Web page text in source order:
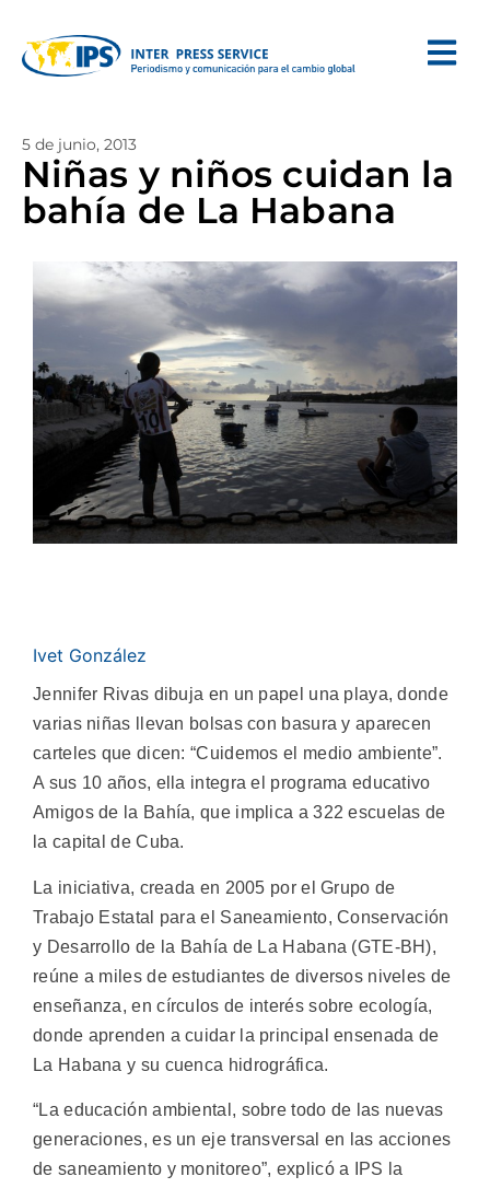
5 de junio, 2013
Niñas y niños cuidan la
bahía de La Habana
Ivet González
Jennifer Rivas dibuja en un papel una playa, donde
varias niñas llevan bolsas con basura y aparecen
carteles que dicen: “Cuidemos el medio ambiente”.
A sus 10 años, ella integra el programa educativo
Amigos de la Bahía, que implica a 322 escuelas de
la capital de Cuba.
La iniciativa, creada en 2005 por el Grupo de
Trabajo Estatal para el Saneamiento, Conservación
y Desarrollo de la Bahía de La Habana (GTE-BH),
reúne a miles de estudiantes de diversos niveles de
enseñanza, en círculos de interés sobre ecología,
donde aprenden a cuidar la principal ensenada de
La Habana y su cuenca hidrográfica.
“La educación ambiental, sobre todo de las nuevas
generaciones, es un eje transversal en las acciones
de saneamiento y monitoreo”, explicó a IPS la